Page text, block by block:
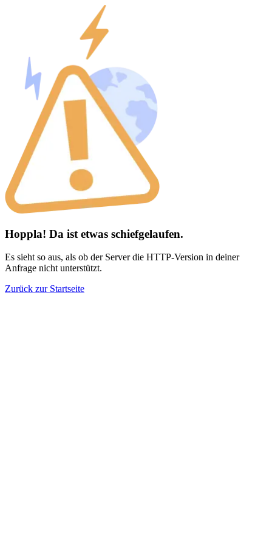
Hoppla! Da ist etwas schiefgelaufen.
Es sieht so aus, als ob der Server die HTTP-Version in deiner
Anfrage nicht unterstützt.
Zurück zur Startseite